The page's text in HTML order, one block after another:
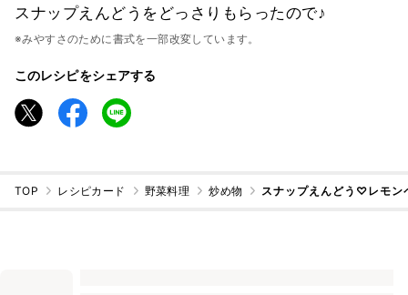
スナップえんどうをどっさりもらったので♪
※みやすさのために書式を一部改変しています。
このレシピをシェアする
TOP レシピカード 野菜料理 炒め物 スナップえんどう♡レモン